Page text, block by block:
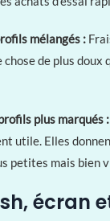
mélangés :
chose de plus
plus marqués :
utile. Elles
petites mais bien
écran